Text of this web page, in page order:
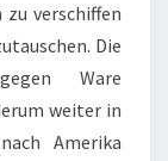
verschiffen
Die
Ware
weiter in
Amerika